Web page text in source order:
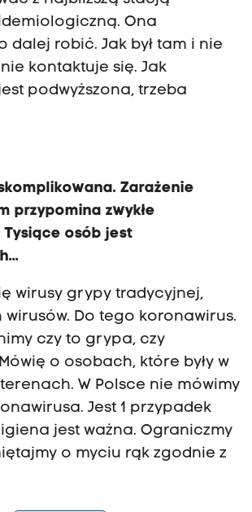
Ona
dalej robić. Jak był tam i nie
kontaktuje się. Jak
podwyższona, trzeba
Zarażenie
przypomina zwykłe
osób jest
wirusy grypy tradycyjnej,
wirusów. Do tego koronawirus.
czy to grypa, czy
o osobach, które były w
W Polsce nie mówimy
Jest 1 przypadek
jest ważna. Ograniczmy
o myciu rąk zgodnie z